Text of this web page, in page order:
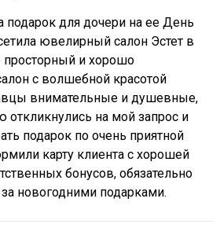
подарок для дочери на ее День
ювелирный салон Эстет в
просторный и хорошо
с волшебной красотой
внимательные и душевные,
откликнулись на мой запрос и
подарок по очень приятной
карту клиента с хорошей
бонусов, обязательно
новогодними подарками.